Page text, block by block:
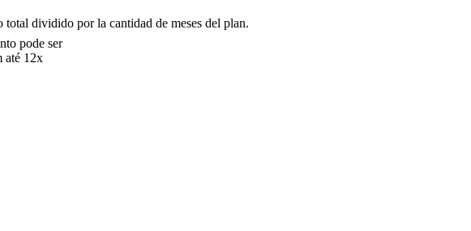
total dividido por la cantidad de meses del plan.